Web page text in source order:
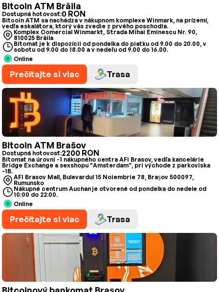
Bitcoin ATM Brăila
Dostupná hotovosť:0 RON
Bitcoin ATM sa nachádza v nákupnom komplexe Winmark, na prízemí,
vedľa eskalátora, ktorý vás zvedie z prvého poschodia.
Komplex Comercial Winmarkt, Strada Mihai Eminescu Nr. 90,
810025 Brăila
Bitomat je k dispozícii od pondelka do piatku od 9.00 do 20.00, v
sobotu od 9.00 do 18.00 a v nedeľu od 9.00 do 16.00.
Online
Prečítajte si viac Trasa
Bitcoin ATM Brašov
Dostupná hotovosť:2200 RON
Bitomat na úrovni -1 nákupného centra AFI Brasov, vedľa kancelárie
Bridge Exchange a sexshopu "Amsterdam", pri východe z parkoviska
-1B.
AFI Brasov Mall, Bulevardul 15 Noiembrie 78, Brașov 500097,
Rumunsko
Nákupné centrum Auchan je otvorené od pondelka do nedele od
10:00 do 22:00.
Online
Prečítajte si viac Trasa